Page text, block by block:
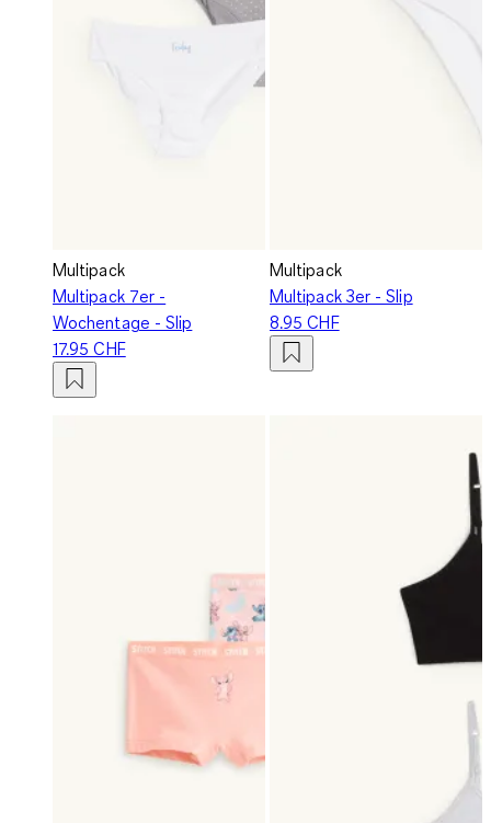
Multipack
Multipack 7er -
Wochentage - Slip
17.95 CHF
Multipack
Multipack 3er - Slip
8.95 CHF